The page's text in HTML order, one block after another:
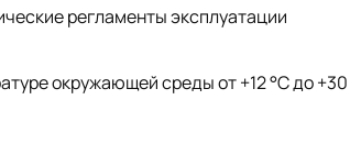
регламенты эксплуатации
окружающей среды от +12 °C до +30